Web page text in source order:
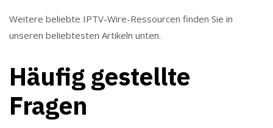
Weitere beliebte IPTV-Wire-Ressourcen finden Sie in
unseren beliebtesten Artikeln unten.
Häufig gestellte
Fragen